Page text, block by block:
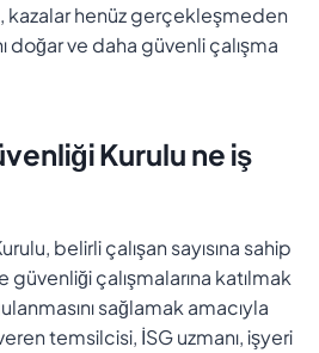
kazalar henüz gerçekleşmeden
doğar ve daha güvenli çalışma
Kurulu ne iş
belirli çalışan sayısına sahip
güvenliği çalışmalarına katılmak
sağlamak amacıyla
temsilcisi, İSG uzmanı, işyeri